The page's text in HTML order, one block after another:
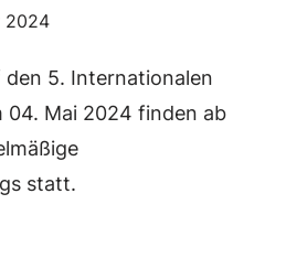
2024
5. Internationalen
04. Mai 2024 finden ab
statt.